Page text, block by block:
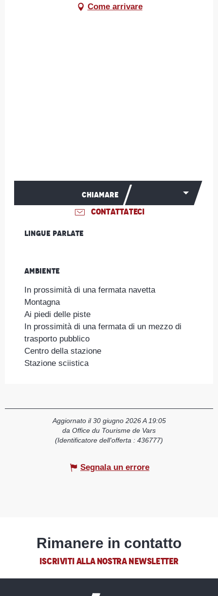
Come arrivare
CHIAMARE
CONTATTATECI
Lingue parlate
Lingue parlate
Ambiente
Ambiente
In prossimità di una fermata navetta
Montagna
Ai piedi delle piste
In prossimità di una fermata di un mezzo di
trasporto pubblico
Centro della stazione
Stazione sciistica
Aggiornato il 30 giugno 2026 A 19:05
da Office du Tourisme de Vars
(Identificatore dell'offerta : 436777)
Segnala un errore
Rimanere in contatto
ISCRIVITI ALLA NOSTRA NEWSLETTER